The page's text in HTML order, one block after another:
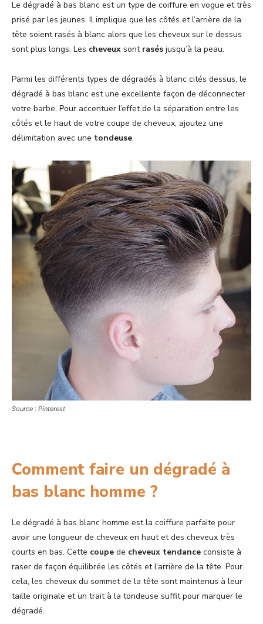
Le dégradé à bas blanc est un type de coiffure en vogue et très
prisé par les jeunes. Il implique que les côtés et l’arrière de la
tête soient rasés à blanc alors que les cheveux sur le dessus
sont plus longs. Les cheveux sont rasés jusqu’à la peau.
Parmi les différents types de dégradés à blanc cités dessus, le
dégradé à bas blanc est une excellente façon de déconnecter
votre barbe. Pour accentuer l’effet de la séparation entre les
côtés et le haut de votre coupe de cheveux, ajoutez une
délimitation avec une tondeuse.
Source : Pinterest
Comment faire un dégradé à
bas blanc homme ?
Le dégradé à bas blanc homme est la coiffure parfaite pour
avoir une longueur de cheveux en haut et des cheveux très
courts en bas. Cette coupe de cheveux tendance consiste à
raser de façon équilibrée les côtés et l’arrière de la tête. Pour
cela, les cheveux du sommet de la tête sont maintenus à leur
taille originale et un trait à la tondeuse suffit pour marquer le
dégradé.